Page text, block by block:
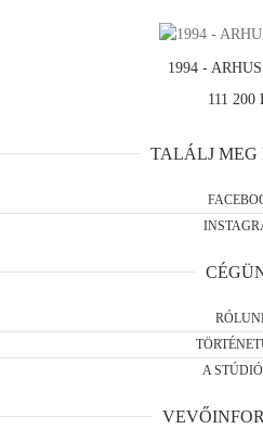
1994 -
111 200
TALÁLJ MEG
A